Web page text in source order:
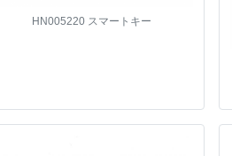
HN005220 スマートキー